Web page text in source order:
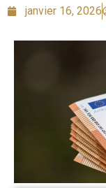
janvier 16, 2026